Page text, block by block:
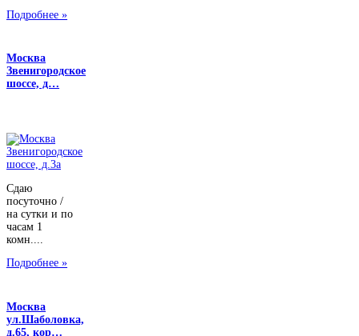
Подробнее »
Москва
Звенигородское
шоссе, д…
Сдаю
посуточно /
на сутки и по
часам 1
комн....
Подробнее »
Москва
ул.Шаболовка,
д.65, кор…